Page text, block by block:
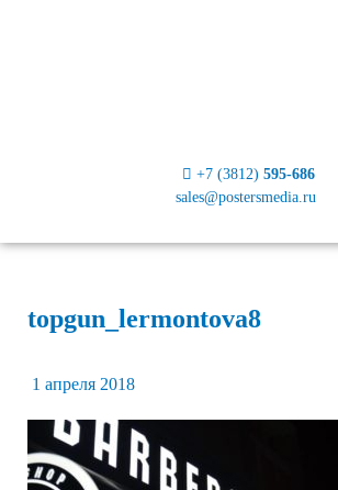
+7 (3812)595-686
sales@postersmedia.ru
topgun_lermontova8
1 апреля 2018